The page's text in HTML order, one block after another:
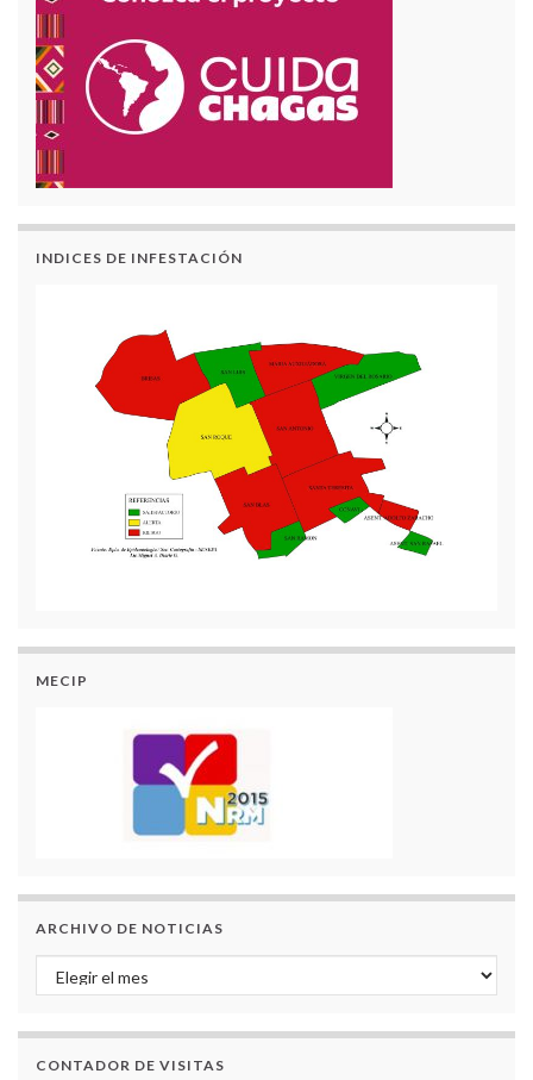
INDICES DE INFESTACIÓN
MECIP
ARCHIVO DE NOTICIAS
Archivo de Noticias
CONTADOR DE VISITAS